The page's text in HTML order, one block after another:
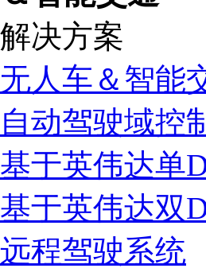
解决方案
无人车＆智能
自动驾驶域控
基于英伟达单
基于英伟达双
远程驾驶系统